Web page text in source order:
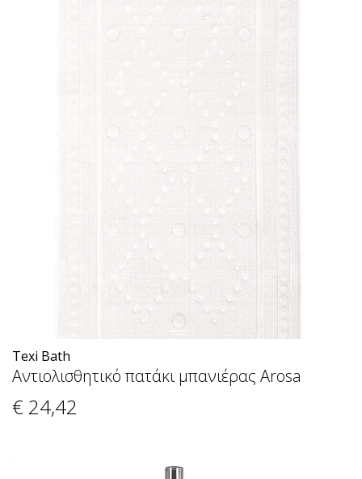
Texi Bath
Αντιολισθητικό πατάκι μπανιέρας Arosa
€ 24,42